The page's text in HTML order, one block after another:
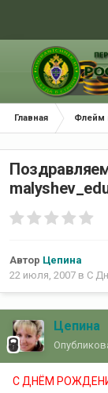
Главная Флейм
Автор Цепина
22 июля, 2007 в С
Цепина
С ДНЁМ